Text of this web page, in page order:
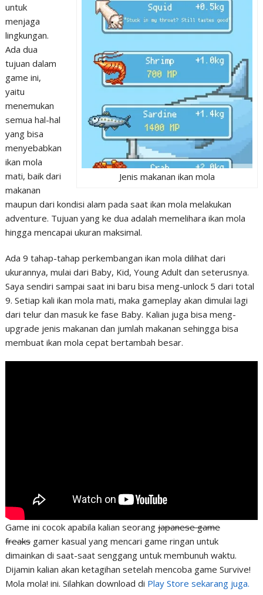
Jenis makanan ikan mola
untuk
menjaga
lingkungan.
Ada dua
tujuan dalam
game ini,
yaitu
menemukan
semua hal-hal
yang bisa
menyebabkan
ikan mola
mati, baik dari
makanan
maupun dari kondisi alam pada saat ikan mola melakukan
adventure. Tujuan yang ke dua adalah memelihara ikan mola
hingga mencapai ukuran maksimal.
Ada 9 tahap-tahap perkembangan ikan mola dilihat dari
ukurannya, mulai dari Baby, Kid, Young Adult dan seterusnya.
Saya sendiri sampai saat ini baru bisa meng-unlock 5 dari total
9. Setiap kali ikan mola mati, maka gameplay akan dimulai lagi
dari telur dan masuk ke fase Baby. Kalian juga bisa meng-
upgrade jenis makanan dan jumlah makanan sehingga bisa
membuat ikan mola cepat bertambah besar.
Game ini cocok apabila kalian seorang japanese game
freaksgamer kasual yang mencari game ringan untuk
dimainkan di saat-saat senggang untuk membunuh waktu.
Dijamin kalian akan ketagihan setelah mencoba game Survive!
Mola mola! ini. Silahkan download di Play Store sekarang juga.